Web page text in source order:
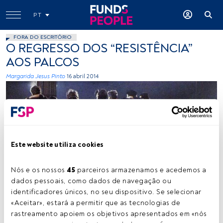
Este website utiliza cookies
Nós e os nossos 45 parceiros armazenamos e acedemos a
dados pessoais, como dados de navegação ou
identificadores únicos, no seu dispositivo. Se selecionar
«Aceitar», estará a permitir que as tecnologias de
rastreamento apoiem os objetivos apresentados em «nós
PT
FORA DO ESCRITÓRIO
O REGRESSO DOS “RESISTÊNCIA”
AOS PALCOS
Margarida Jesus Pinto 16 abril 2014
Tempo de leitura:1 min.